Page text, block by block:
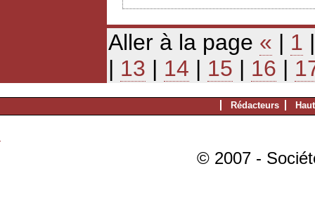
Aller à la page « | 1
| 13 | 14 | 15 | 16 |
Rédacteurs
© 2007 -